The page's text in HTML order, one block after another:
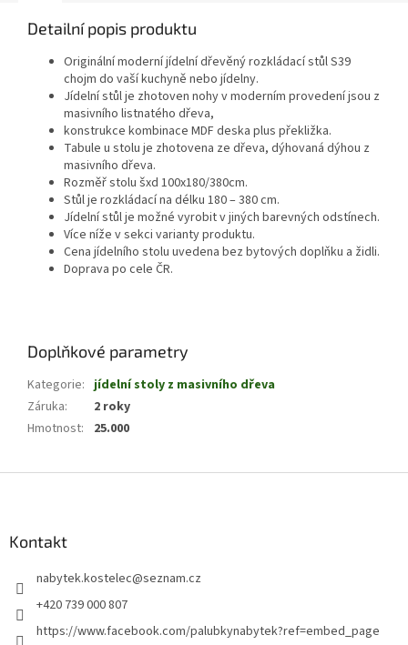
Detailní popis produktu
Originální moderní jídelní dřevěný rozkládací stůl S39
chojm do vaší kuchyně nebo jídelny.
Jídelní stůl je zhotoven nohy v moderním provedení jsou z
masivního listnatého dřeva,
konstrukce kombinace MDF deska plus překližka.
Tabule u stolu je zhotovena ze dřeva, dýhovaná dýhou z
masivního dřeva.
Rozměř stolu šxd 100x180/380cm.
Stůl je rozkládací na délku 180 – 380 cm.
Jídelní stůl je možné vyrobit v jiných barevných odstínech.
Více níže v sekci varianty produktu.
Cena jídelního stolu uvedena bez bytových doplňku a židli.
Doprava po cele ČR.
Doplňkové parametry
Kategorie: jídelní stoly z masivního dřeva
Záruka:
2 roky
Hmotnost: 25.000
Kontakt
nabytek.kostelec@seznam.cz
+420 739 000 807
https://www.facebook.com/palubkynabytek?ref=embed_page